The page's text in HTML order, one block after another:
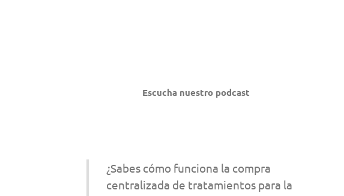
Escucha nuestro podcast
¿Sabes cómo funciona la compra
centralizada de tratamientos para la